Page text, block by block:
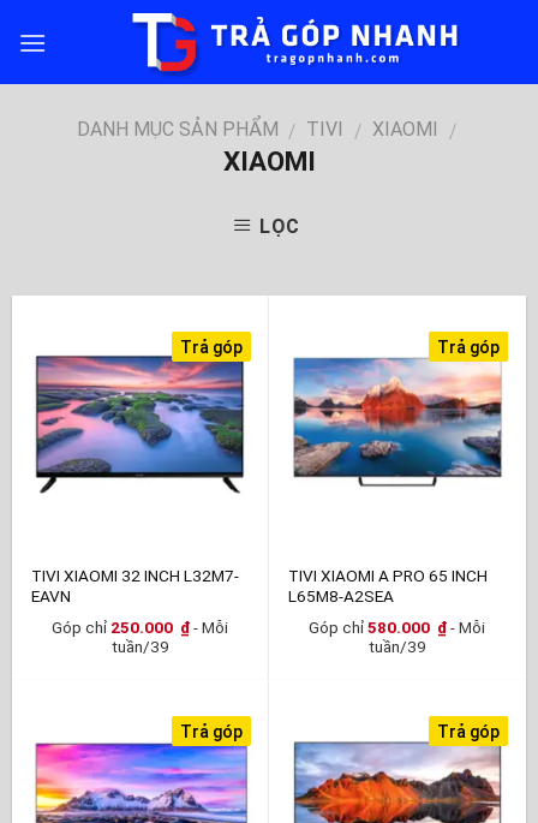
DANH MỤC SẢN PHẨM / TIVI / XIAOMI /
XIAOMI
LỌC
Trả góp
TIVI XIAOMI 32 INCH L32M7-
EAVN
Góp chỉ 250.000 ₫ - Mỗi
tuần/39
Trả góp
TIVI XIAOMI A PRO 65 INCH
L65M8-A2SEA
Góp chỉ580.000 ₫ - Mỗi
tuần/39
Trả góp Trả góp